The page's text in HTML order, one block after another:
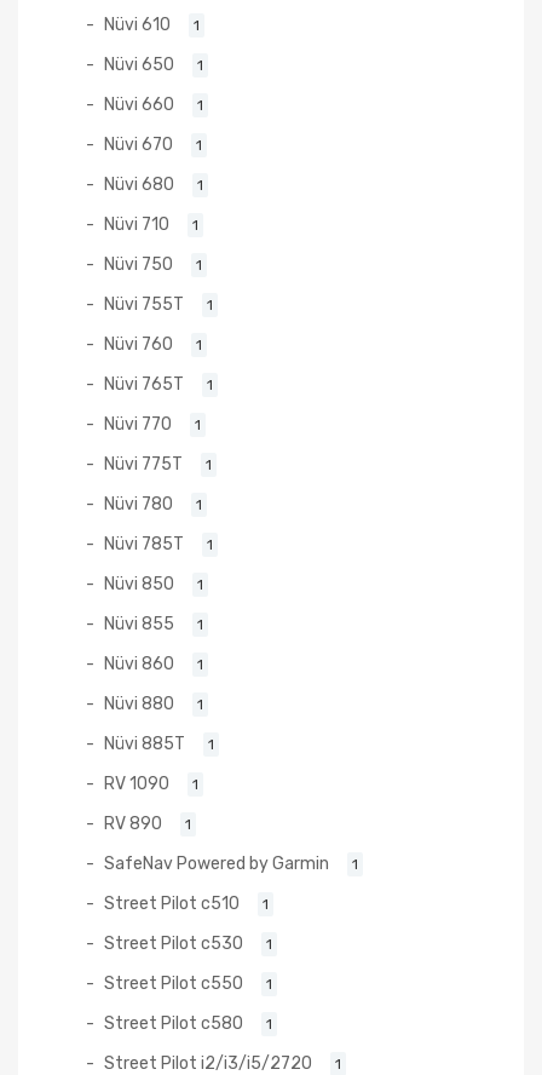
Nüvi 610 1
Nüvi 650 1
Nüvi 660 1
Nüvi 670 1
Nüvi 680 1
Nüvi 710 1
Nüvi 750 1
Nüvi 755T 1
Nüvi 760 1
Nüvi 765T 1
Nüvi 770 1
Nüvi 775T 1
Nüvi 780 1
Nüvi 785T 1
Nüvi 850 1
Nüvi 855 1
Nüvi 860 1
Nüvi 880 1
Nüvi 885T 1
RV 1090 1
RV 890 1
SafeNav Powered by Garmin 1
Street Pilot c510 1
Street Pilot c530 1
Street Pilot c550 1
Street Pilot c580 1
Street Pilot i2/i3/i5/2720 1